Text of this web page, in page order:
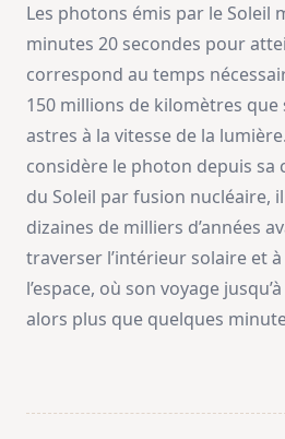
Les photons émis par le Soleil
minutes 20 secondes pour
correspond au temps
150 millions de kilomètres que
astres à la vitesse de la
considère le photon depuis
du Soleil par fusion nucléaire,
dizaines de milliers d’années
traverser l’intérieur solaire et à
l’espace, où son voyage
alors plus que quelques